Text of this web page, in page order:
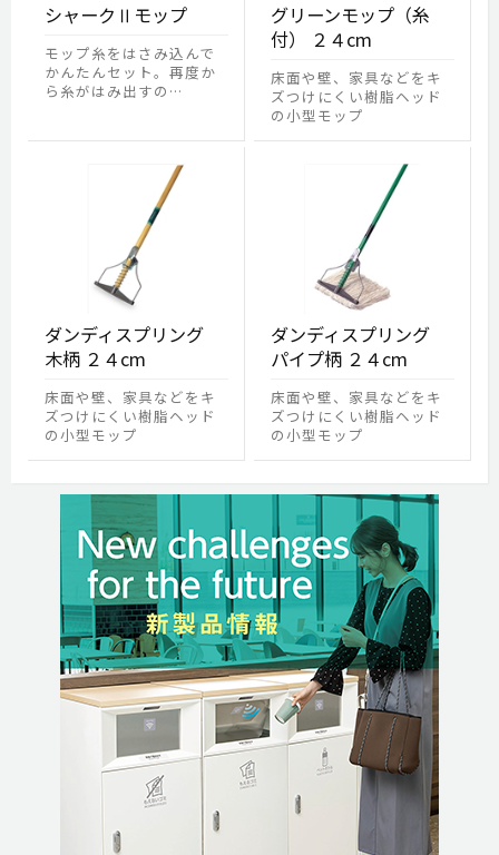
シャークⅡモップ
モップ糸をはさみ込んで
かんたんセット。再度か
ら糸がはみ出すの…
グリーンモップ（糸
付） ２４cm
床面や壁、家具などをキ
ズつけにくい樹脂ヘッド
の小型モップ
ダンディスプリング
木柄 ２４cm
床面や壁、家具などをキ
ズつけにくい樹脂ヘッド
の小型モップ
ダンディスプリング
パイプ柄 ２４cm
床面や壁、家具などをキ
ズつけにくい樹脂ヘッド
の小型モップ